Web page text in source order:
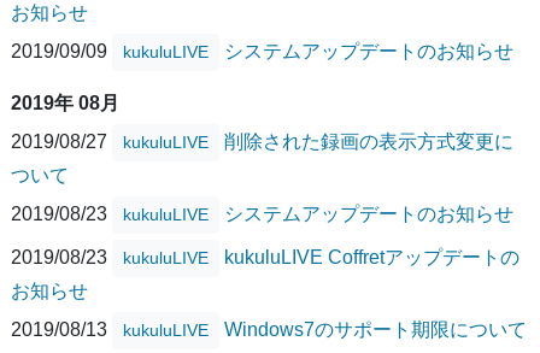
お知らせ
2019/09/09
kukuluLIVE システムアップデートのお知らせ
2019年 08月
2019/08/27
kukuluLIVE
削除された録画の表示方式変更に
ついて
2019/08/23
kukuluLIVE システムアップデートのお知らせ
2019/08/23 kukuluLIVE
kukuluLIVE Coffretアップデートの
お知らせ
2019/08/13
kukuluLIVE Windows7のサポート期限について